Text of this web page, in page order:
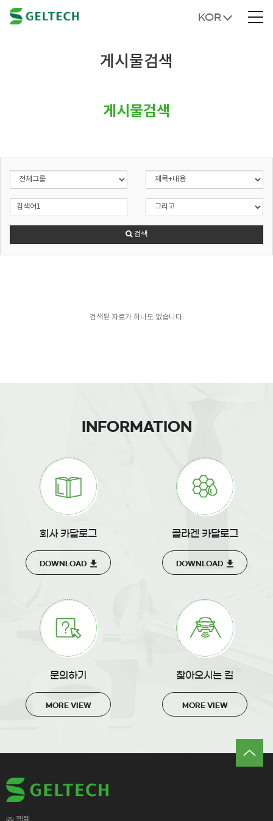
KOR
게시물검색
게시물검색
검색
검색된 자료가 하나도 없습니다.
INFORMATION
회사 카달로그
DOWNLOAD
콜라겐 카달로그
DOWNLOAD
문의하기
MORE VIEW
찾아오시는 길
MORE VIEW